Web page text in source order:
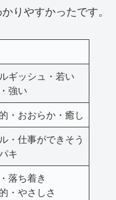
りやすかったです。
ギッシュ・若い
強い
・おおらか・癒し
・仕事ができそう
キ
落ち着き
・やさしさ